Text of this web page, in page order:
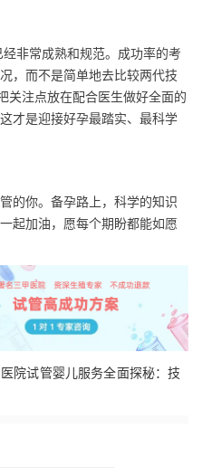
非常成熟和规范。成功率的考
，而不是简单地去比较两代技
关注点放在配合医生做好全面的
才是迎接好孕最踏实、最科学
的你。备孕路上，科学的知识
起加油，愿每个期盼都能如愿
院试管婴儿服务全面探秘：技